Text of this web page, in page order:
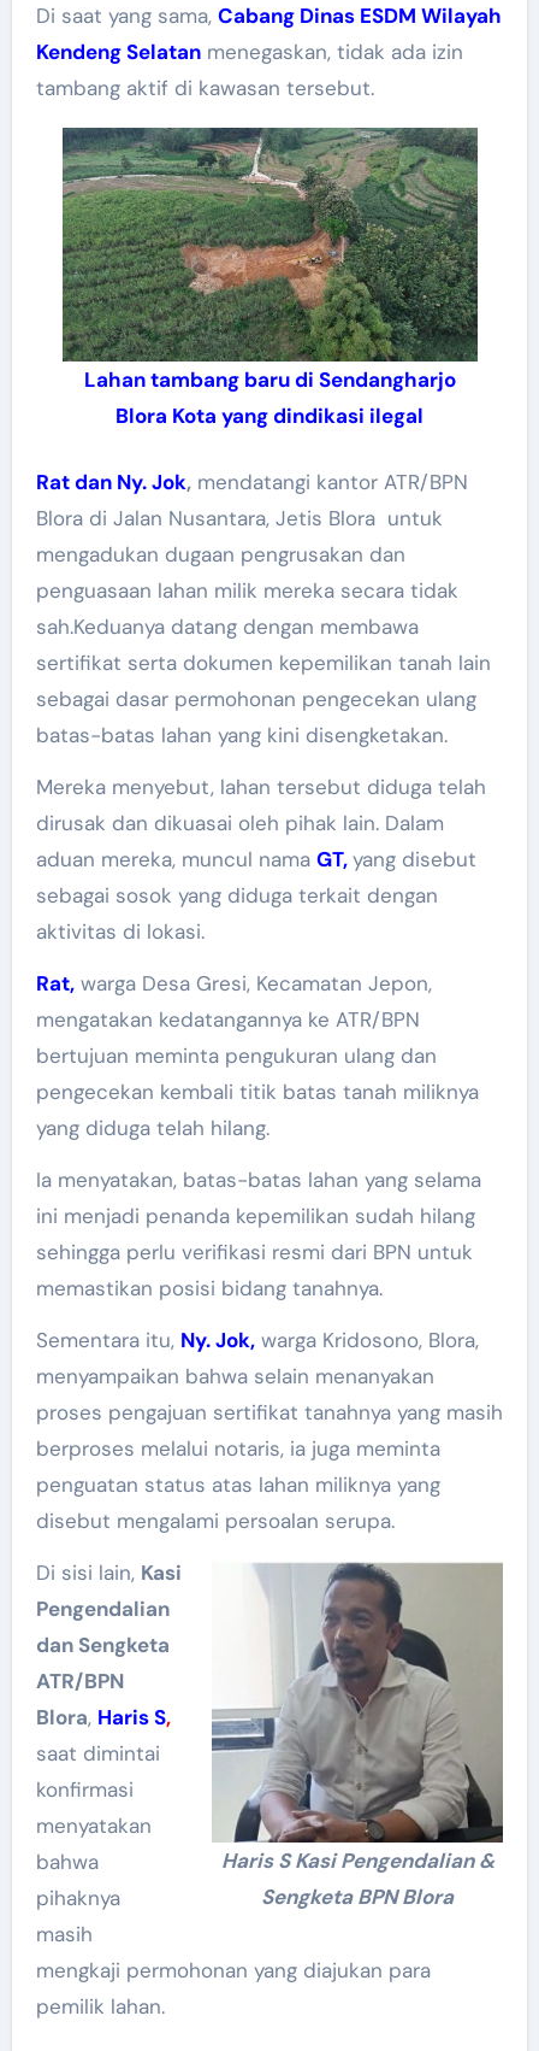
Di saat yang sama, Cabang Dinas ESDM Wilayah
Kendeng Selatanmenegaskan, tidak ada izin
tambang aktif di kawasan tersebut.
Lahan tambang baru di Sendangharjo
Blora Kota yang dindikasi ilegal
Rat dan Ny. Jok,mendatangi kantor ATR/BPN
Blora di Jalan Nusantara, Jetis Blora untuk
mengadukan dugaan pengrusakan dan
penguasaan lahan milik mereka secara tidak
sah.Keduanya datang dengan membawa
sertifikat serta dokumen kepemilikan tanah lain
sebagai dasar permohonan pengecekan ulang
batas-batas lahan yang kini disengketakan.
Mereka menyebut, lahan tersebut diduga telah
dirusak dan dikuasai oleh pihak lain. Dalam
aduan mereka, muncul nama GT,yang disebut
sebagai sosok yang diduga terkait dengan
aktivitas di lokasi.
Rat,warga Desa Gresi, Kecamatan Jepon,
mengatakan kedatangannya ke ATR/BPN
bertujuan meminta pengukuran ulang dan
pengecekan kembali titik batas tanah miliknya
yang diduga telah hilang.
Ia menyatakan, batas-batas lahan yang selama
ini menjadi penanda kepemilikan sudah hilang
sehingga perlu verifikasi resmi dari BPN untuk
memastikan posisi bidang tanahnya.
Sementara itu, Ny. Jok,warga Kridosono, Blora,
menyampaikan bahwa selain menanyakan
proses pengajuan sertifikat tanahnya yang masih
berproses melalui notaris, ia juga meminta
penguatan status atas lahan miliknya yang
disebut mengalami persoalan serupa.
Haris S Kasi Pengendalian &
Sengketa BPN Blora
Di sisi lain, Kasi
Pengendalian
dan Sengketa
ATR/BPN
Blora, Haris S,
saat dimintai
konfirmasi
menyatakan
bahwa
pihaknya
masih
mengkaji permohonan yang diajukan para
pemilik lahan.